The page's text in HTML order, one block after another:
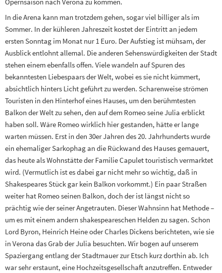
In die Arena kann man trotzdem gehen, sogar viel billiger als im
Sommer. In der kühleren Jahreszeit kostet der Eintritt an jedem
ersten Sonntag im Monat nur 1 Euro. Der Aufstieg ist mühsam, der
Ausblick entlohnt allemal. Die anderen Sehenswürdigkeiten der Stadt
stehen einem ebenfalls offen. Viele wandeln auf Spuren des
bekanntesten Liebespaars der Welt, wobei es sie nicht kümmert,
absichtlich hinters Licht geführt zu werden. Scharenweise strömen
Touristen in den Hinterhof eines Hauses, um den berühmtesten
Balkon der Welt zu sehen, den auf dem Romeo seine Julia erblickt
haben soll. Wäre Romeo wirklich hier gestanden, hätte er lange
warten müssen. Erst in den 30er Jahren des 20. Jahrhunderts wurde
ein ehemaliger Sarkophag an die Rückwand des Hauses gemauert,
das heute als Wohnstätte der Familie Capulet touristisch vermarktet
wird. (Vermutlich ist es dabei gar nicht mehr so wichtig, daß in
Shakespeares Stück gar kein Balkon vorkommt.) Ein paar Straßen
weiter hat Romeo seinen Balkon, doch der ist längst nicht so
prächtig wie der seiner Angetrauten. Dieser Wahnsinn hat Methode –
um es mit einem andern shakespeareschen Helden zu sagen. Schon
Lord Byron, Heinrich Heine oder Charles Dickens berichteten, wie sie
in Verona das Grab der Julia besuchten. Wir bogen auf unserem
Spaziergang entlang der Stadtmauer zur Etsch kurz dorthin ab. Ich
war sehr erstaunt, eine Hochzeitsgesellschaft anzutreffen. Entweder